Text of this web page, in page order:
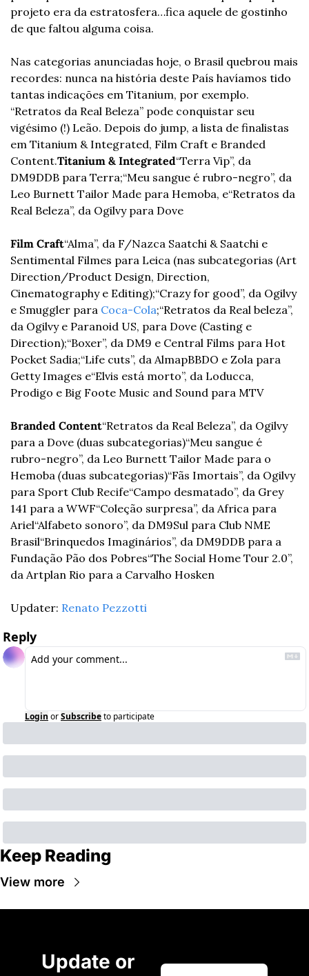
projeto era da estratosfera…fica aquele de gostinho
de que faltou alguma coisa.
Nas categorias anunciadas hoje, o Brasil quebrou mais
recordes: nunca na história deste País havíamos tido
tantas indicações em Titanium, por exemplo.
“Retratos da Real Beleza” pode conquistar seu
vigésimo (!) Leão. Depois do jump, a lista de finalistas
em Titanium & Integrated, Film Craft e Branded
Content.Titanium & Integrated“Terra Vip”, da
DM9DDB para Terra;“Meu sangue é rubro-negro”, da
Leo Burnett Tailor Made para Hemoba, e“Retratos da
Real Beleza”, da Ogilvy para Dove
Film Craft“Alma”, da F/Nazca Saatchi & Saatchi e
Sentimental Filmes para Leica (nas subcategorias (Art
Direction/Product Design, Direction,
Cinematography e Editing);“Crazy for good”, da Ogilvy
e Smuggler para Coca-Cola;“Retratos da Real beleza”,
da Ogilvy e Paranoid US, para Dove (Casting e
Direction);“Boxer”, da DM9 e Central Films para Hot
Pocket Sadia;“Life cuts”, da AlmapBBDO e Zola para
Getty Images e“Elvis está morto”, da Loducca,
Prodigo e Big Foote Music and Sound para MTV
Branded Content“Retratos da Real Beleza”, da Ogilvy
para a Dove (duas subcategorias)“Meu sangue é
rubro-negro”, da Leo Burnett Tailor Made para o
Hemoba (duas subcategorias)“Fãs Imortais”, da Ogilvy
para Sport Club Recife“Campo desmatado”, da Grey
141 para a WWF“Coleção surpresa”, da Africa para
Ariel“Alfabeto sonoro”, da DM9Sul para Club NME
Brasil“Brinquedos Imaginários”, da DM9DDB para a
Fundação Pão dos Pobres“The Social Home Tour 2.0”,
da Artplan Rio para a Carvalho Hosken
Updater: Renato Pezzotti
Reply
Login orSubscribeto participate
Keep Reading
View more
Update or